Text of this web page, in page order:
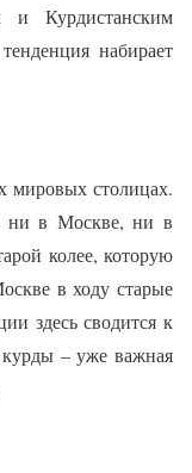
Курдистанским
набирает
мировых столицах.
ни в Москве, ни в
колее, которую
в ходу старые
здесь сводится к
– уже важная